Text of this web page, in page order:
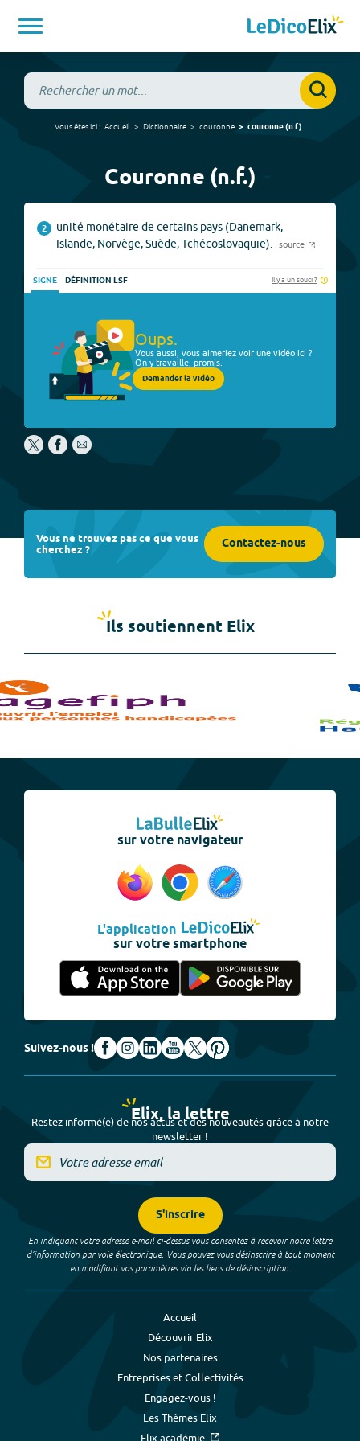
Vous êtes ici : Accueil Dictionnaire couronne couronne(n.f.)
Couronne (n.f.)
2
unité monétaire de certains pays (Danemark,
Islande, Norvège, Suède, Tchécoslovaquie).
source
SIGNE DÉFINITION LSF Il y a un souci ?
Oups.
Vous aussi, vous aimeriez voir une vidéo ici ?
On y travaille, promis.
Demander la vidéo
Vous ne trouvez pas ce que vous
cherchez ? Contactez-nous
Ils soutiennent Elix
sur votre navigateur
L'application
sur votre smartphone
Suivez-nous !
Elix, la lettre
Restez informé(e) de nos actus et des nouveautés grâce à notre
newsletter !
S'inscrire
En indiquant votre adresse e-mail ci-dessus vous consentez à recevoir notre lettre
d’information par voie électronique. Vous pouvez vous désinscrire à tout moment
en modifiant vos paramètres via les liens de désinscription.
Accueil
Découvrir Elix
Nos partenaires
Entreprises et Collectivités
Engagez-vous !
Les Thèmes Elix
Elix académie